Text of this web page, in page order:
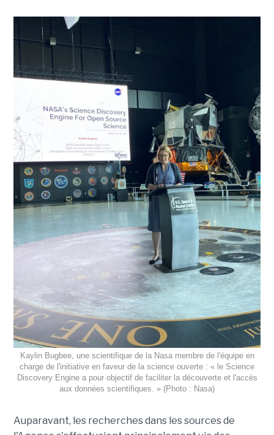
Kaylin Bugbee, une scientifique de la Nasa membre de l'équipe en
charge de l'initiative en faveur de la science ouverte : « le Science
Discovery Engine a pour objectif de faciliter la découverte et l'accès
aux données scientifiques. » (Photo : Nasa)
Auparavant, les recherches dans les sources de